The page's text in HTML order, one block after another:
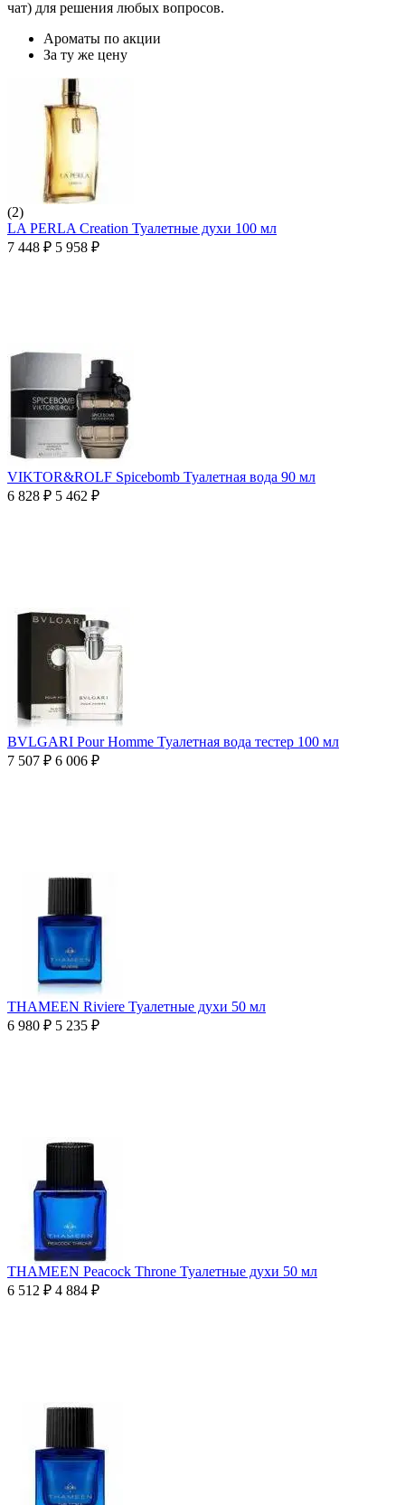
чат) для решения любых вопросов.
Ароматы по акции
За ту же цену
(2)
LA PERLA Creation Туалетные духи 100 мл
7 448 ₽ 5 958 ₽
VIKTOR&ROLF Spicebomb Туалетная вода 90 мл
6 828 ₽ 5 462 ₽
BVLGARI Pour Homme Туалетная вода тестер 100 мл
7 507 ₽ 6 006 ₽
THAMEEN Riviere Туалетные духи 50 мл
6 980 ₽ 5 235 ₽
THAMEEN Peacock Throne Туалетные духи 50 мл
6 512 ₽ 4 884 ₽